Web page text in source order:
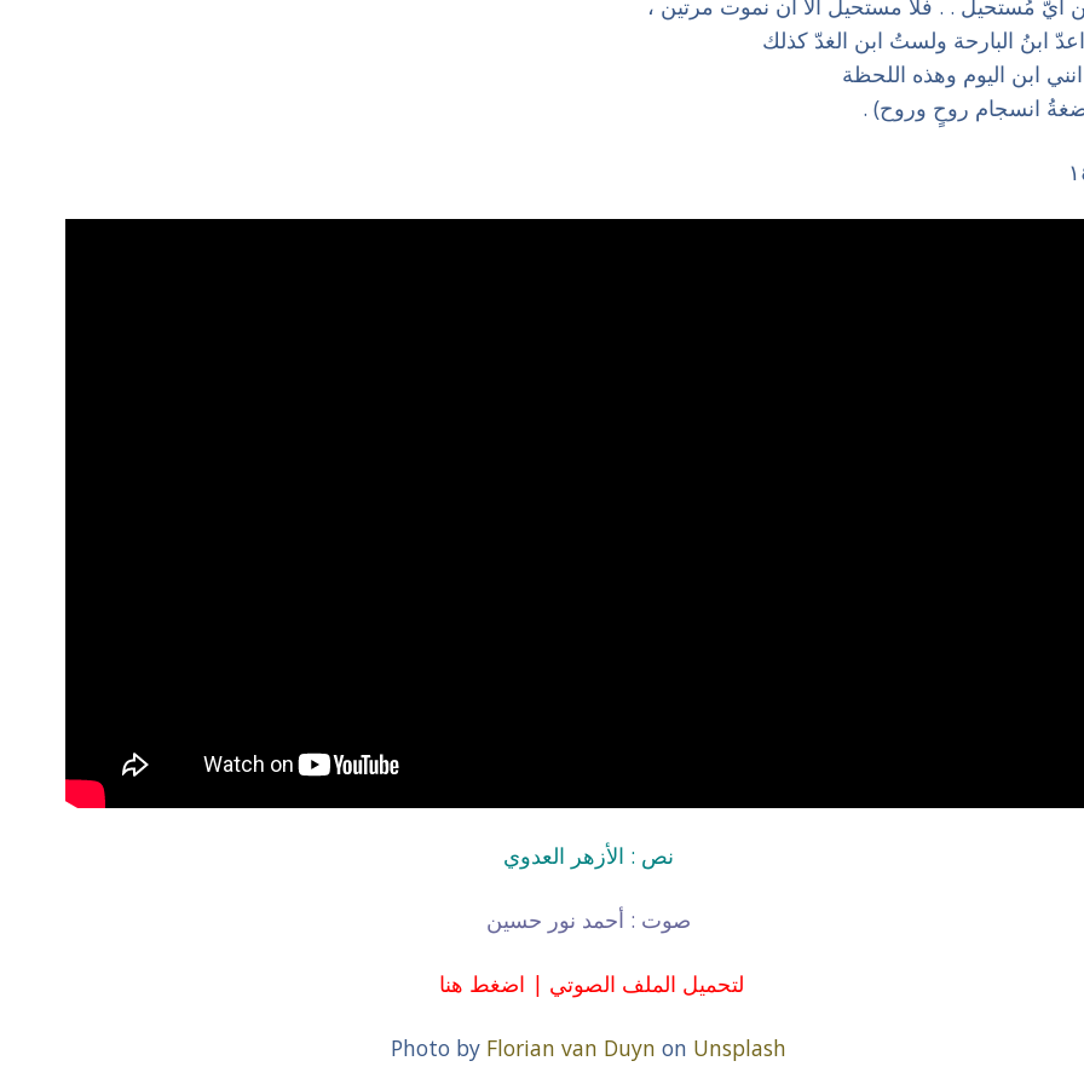
أيّ مُستحيل . . فلا مستحيل الا ان نموت مرتين ،
ابنُ البارحة ولستُ ابن الغدّ كذلك
ابن اليوم وهذه اللحظة
انسجام روحٍ وروح) .
نص : الأزهر العدوي
صوت : أحمد نور حسين
لتحميل الملف الصوتي | اضغط هنا
Photo by Florian van Duyn on Unsplash